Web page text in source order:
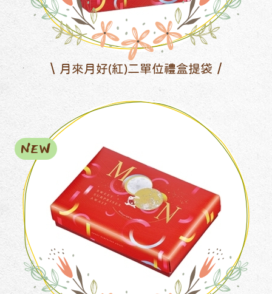
月來月好(紅)二單位禮盒提袋
NEW